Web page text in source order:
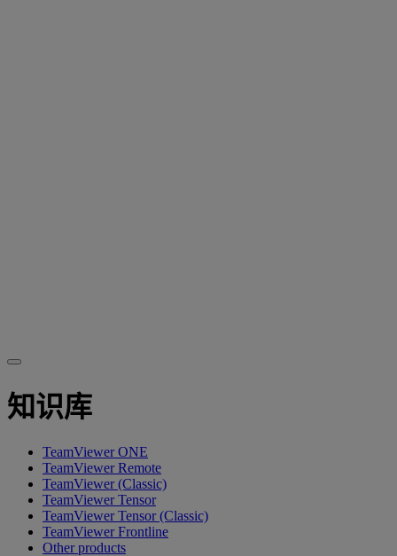
知识库
TeamViewer ONE
TeamViewer Remote
TeamViewer (Classic)
TeamViewer Tensor
TeamViewer Tensor (Classic)
TeamViewer Frontline
Other products